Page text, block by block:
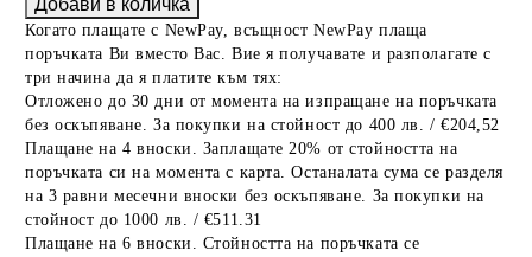
Когато плащате с NewPay, всъщност NewPay плаща
поръчката Ви вместо Вас. Вие я получавате и разполагате с
три начина да я платите към тях:
Отложено до 30 дни от момента на изпращане на поръчката
без оскъпяване. За покупки на стойност до 400 лв. / €204,52
Плащане на 4 вноски. Заплащате 20% от стойността на
поръчката си на момента с карта. Останалата сума се разделя
на 3 равни месечни вноски без оскъпяване. За покупки на
стойност до 1000 лв. / €511.31
Плащане на 6 вноски. Стойността на поръчката се